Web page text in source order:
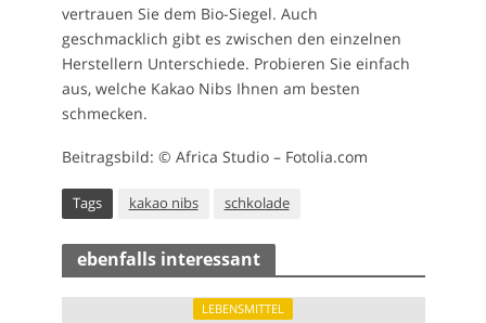
vertrauen Sie dem Bio-Siegel. Auch
geschmacklich gibt es zwischen den einzelnen
Herstellern Unterschiede. Probieren Sie einfach
aus, welche Kakao Nibs Ihnen am besten
schmecken.
Beitragsbild: © Africa Studio – Fotolia.com
Tags kakao nibs schkolade
ebenfalls interessant
LEBENSMITTEL